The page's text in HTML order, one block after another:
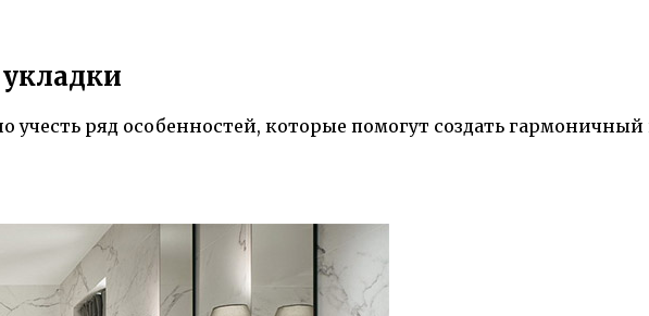
ряд особенностей, которые помогут создать